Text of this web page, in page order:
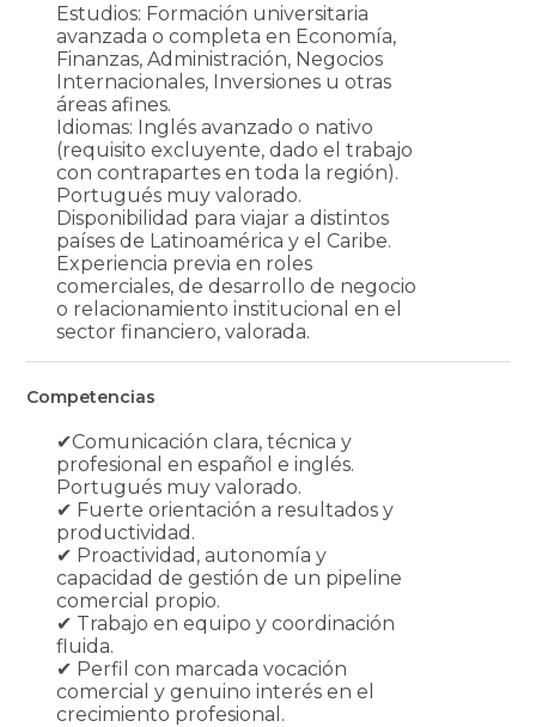
Estudios: Formación universitaria
avanzada o completa en Economía,
Finanzas, Administración, Negocios
Internacionales, Inversiones u otras
áreas afines.
Idiomas: Inglés avanzado o nativo
(requisito excluyente, dado el trabajo
con contrapartes en toda la región).
Portugués muy valorado.
Disponibilidad para viajar a distintos
países de Latinoamérica y el Caribe.
Experiencia previa en roles
comerciales, de desarrollo de negocio
o relacionamiento institucional en el
sector financiero, valorada.
Competencias
✔Comunicación clara, técnica y
profesional en español e inglés.
Portugués muy valorado.
✔ Fuerte orientación a resultados y
productividad.
✔ Proactividad, autonomía y
capacidad de gestión de un pipeline
comercial propio.
✔ Trabajo en equipo y coordinación
fluida.
✔ Perfil con marcada vocación
comercial y genuino interés en el
crecimiento profesional.